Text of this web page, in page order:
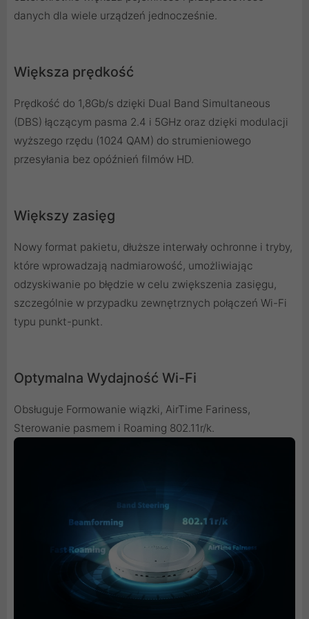
danych dla wiele urządzeń jednocześnie.
Większa prędkość
Prędkość do 1,8Gb/s dzięki Dual Band Simultaneous
(DBS) łączącym pasma 2.4 i 5GHz oraz dzięki modulacji
wyższego rzędu (1024 QAM) do strumieniowego
przesyłania bez opóźnień filmów HD.
Większy zasięg
Nowy format pakietu, dłuższe interwały ochronne i tryby,
które wprowadzają nadmiarowość, umożliwiając
odzyskiwanie po błędzie w celu zwiększenia zasięgu,
szczególnie w przypadku zewnętrznych połączeń Wi-Fi
typu punkt-punkt.
Optymalna Wydajność Wi-Fi
Obsługuje Formowanie wiązki, AirTime Fariness,
Sterowanie pasmem i Roaming 802.11r/k.